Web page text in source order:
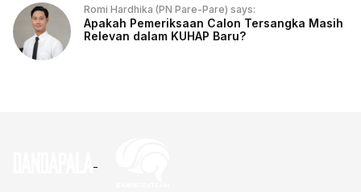
Romi Hardhika (PN Pare-Pare) says:
Apakah Pemeriksaan Calon Tersangka Masih
Relevan dalam KUHAP Baru?